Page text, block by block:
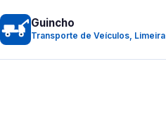
Guincho
Transporte de Veículos, Limeira